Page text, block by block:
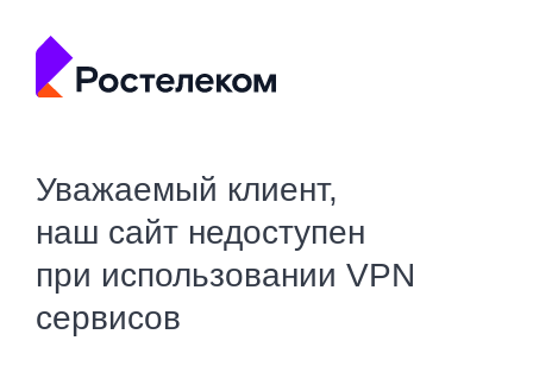
Уважаемый клиент,
наш сайт недоступен
при использовании VPN
сервисов